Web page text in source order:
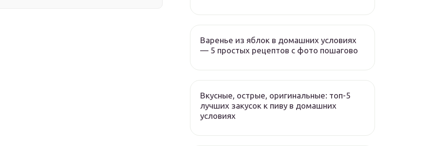
Варенье из яблок в домашних условиях
— 5 простых рецептов с фото пошагово
Вкусные, острые, оригинальные: топ-5
лучших закусок к пиву в домашних
условиях